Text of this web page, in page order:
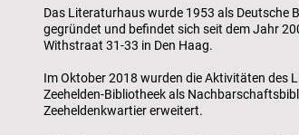
Das Literaturhaus wurde 1953 als Deutsche
gegründet und befindet sich seit dem Jahr
Withstraat 31-33 in Den Haag.
Im Oktober 2018 wurden die Aktivitäten des
Zeehelden-Bibliotheek als
Zeeheldenkwartier erweitert.